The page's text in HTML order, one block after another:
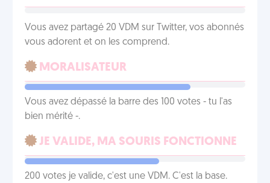
Vous avez partagé 20 VDM sur Twitter, vos abonnés
vous adorent et on les comprend.
MORALISATEUR
Vous avez dépassé la barre des 100 votes - tu l'as
bien mérité -.
JE VALIDE, MA SOURIS FONCTIONNE
200 votes je valide, c'est une VDM. C'est la base.